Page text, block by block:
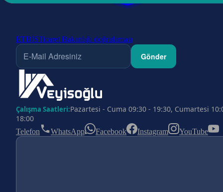
ETBİSTicaret Bakanlığı doğrulaması
Gönder
Çalışma Saatleri:Pazartesi - Cuma 09:30 - 19:30, Cumartesi
18:00
Telefon WhatsApp Facebook Instagram YouTube